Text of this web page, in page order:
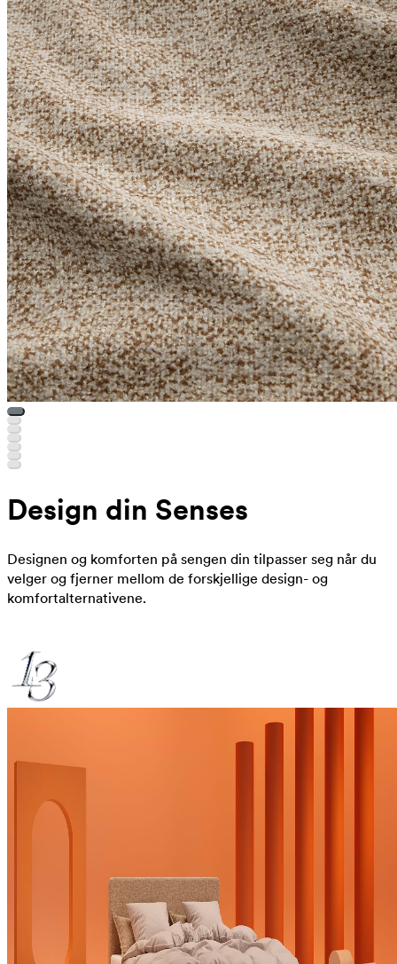
Design din Senses
Designen og komforten på sengen din tilpasser seg når du
velger og fjerner mellom de forskjellige design- og
komfortalternativene.